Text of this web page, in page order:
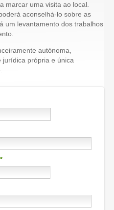
marcar uma visita ao local.
aconselhá-lo sobre as
um levantamento dos trabalhos
autónoma,
jurídica própria e única